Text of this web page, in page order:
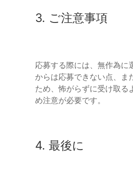
3. ご注意事項
応募する際には、無作為に
からは応募できない点、ま
ため、怖がらずに受け取る
め注意が必要です。
4. 最後に